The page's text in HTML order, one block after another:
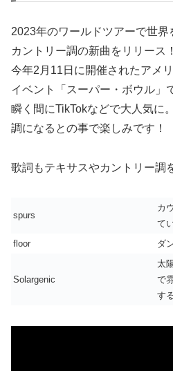
2023年のワールドツアーで世界
カントリー調の新曲をリリース
今年2月11日に開催されたアメ
イベント「スーパー・ボウル」
瞬く間にTikTokなどで大人気に
調になるとの事で楽しみです！
歌詞もテキサスやカントリー調
spurs
カ
て
floor
ダ
Solargenic
太
で
す